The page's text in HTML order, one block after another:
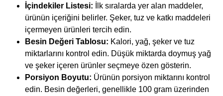
İçindekiler Listesi: İlk sıralarda yer alan maddeler,
ürünün içeriğini belirler. Şeker, tuz ve katkı maddeleri
içermeyen ürünleri tercih edin.
Besin Değeri Tablosu: Kalori, yağ, şeker ve tuz
miktarlarını kontrol edin. Düşük miktarda doymuş yağ
ve şeker içeren ürünler seçmeye özen gösterin.
Porsiyon Boyutu: Ürünün porsiyon miktarını kontrol
edin. Besin değerleri, genellikle 100 gram üzerinden